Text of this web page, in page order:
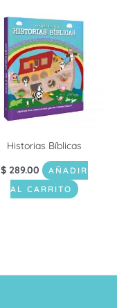
Historias Bíblicas
$ 289.00
AÑADIR
AL CARRITO